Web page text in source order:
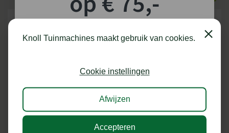
SEGWAY EXTRA ANTENNE X-SERIE SEGWAY GARAGE L VOOR X-SERIE
Knoll Tuinmachines maakt gebruik van cookies. Close
Cookie instellingen
Afwijzen
Accepteren
shoptegoed!
kans op €75,- te besteden op onze webshop.